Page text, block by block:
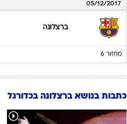
05/12/2017
ברצלונה
מחזור 6
כתבות בנושא ברצלונה בכדורגל